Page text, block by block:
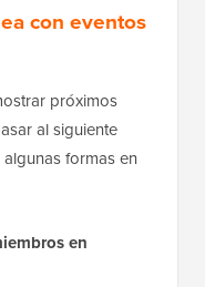
con eventos
próximos
al siguiente
formas en
en